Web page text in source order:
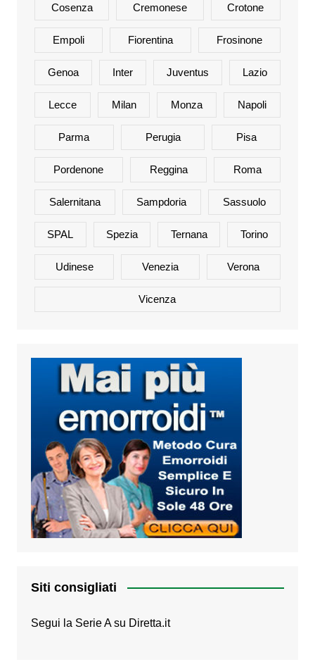
Cosenza Cremonese Crotone
Empoli Fiorentina Frosinone
Genoa Inter Juventus Lazio
Lecce Milan Monza Napoli
Parma Perugia Pisa
Pordenone Reggina Roma
Salernitana Sampdoria Sassuolo
SPAL Spezia Ternana Torino
Udinese Venezia Verona
Vicenza
Siti consigliati
Segui la Serie A su Diretta.it